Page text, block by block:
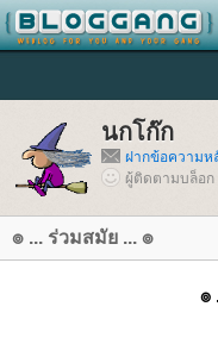
นกโก๊ก
ฝากข้อความห
ผู้ติดตามบล็อก
๏ ... ร่วมสมัย ... ๏
๏